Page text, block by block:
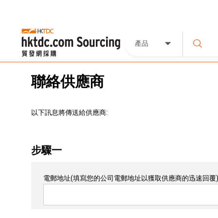
產品
聯絡供應商
以下訊息將傳送給供應商:
步驟一
電郵地址(填寫您的公司電郵地址以獲取供應商的迅速回覆)